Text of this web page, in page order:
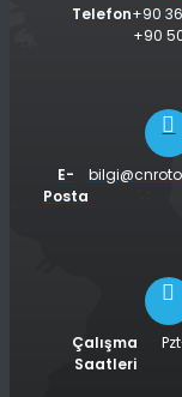
Telefon+90
+90
E-
Posta
Çalışma
Saatleri